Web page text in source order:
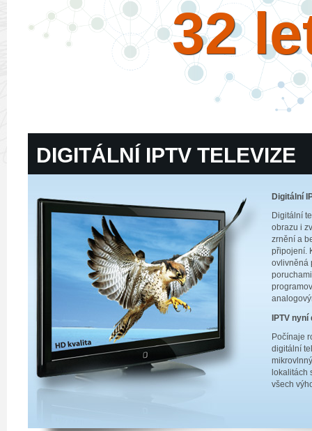
32
DIGITÁLNÍ IPTV TELEVIZE
Digitální
Digitální
obrazu i
zrnění a
připojení.
ovlivněná
IPTV
Počínaje
digitální
lokalitách
všech